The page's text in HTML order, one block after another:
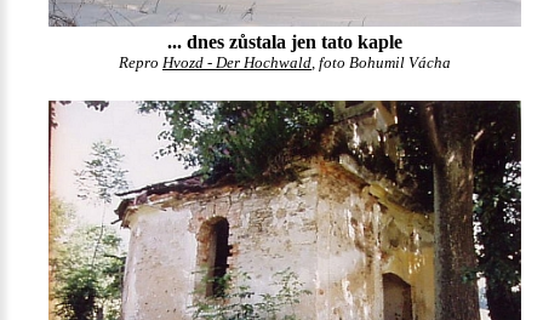
... dnes zůstala jen tato kaple
Repro Hvozd - Der Hochwald , foto Bohumil Vácha